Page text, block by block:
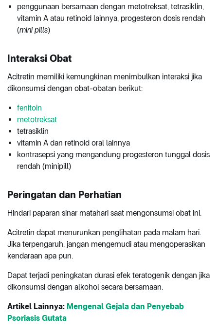
penggunaan bersamaan dengan metotreksat, tetrasiklin,
vitamin A atau retinoid lainnya, progesteron dosis rendah
(mini pills)
Interaksi Obat
Acitretin memiliki kemungkinan menimbulkan interaksi jika
dikonsumsi dengan obat-obatan berikut:
fenitoin
metotreksat
tetrasiklin
vitamin A dan retinoid oral lainnya
kontrasepsi yang mengandung progesteron tunggal dosis
rendah (minipill)
Peringatan dan Perhatian
Hindari paparan sinar matahari saat mengonsumsi obat ini.
Acitretin dapat menurunkan penglihatan pada malam hari.
Jika terpengaruh, jangan mengemudi atau mengoperasikan
kendaraan apa pun.
Dapat terjadi peningkatan durasi efek teratogenik dengan jika
dikonsumsi dengan alkohol secara bersamaan.
Artikel Lainnya: Mengenal Gejala dan Penyebab
Psoriasis Gutata